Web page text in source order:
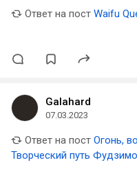
Ответ на пост Waifu
Galahard
07.03.2023
Ответ на пост Огонь,
Творческий путь